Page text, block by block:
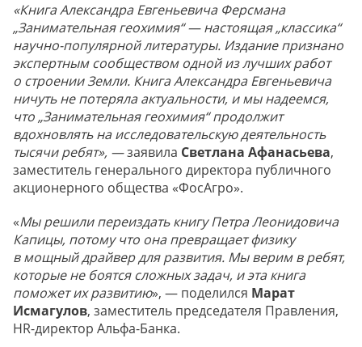
«Книга Александра Евгеньевича Ферсмана
„Занимательная геохимия“ — настоящая „классика“
научно-популярной литературы. Издание признано
экспертным сообществом одной из лучших работ
о строении Земли. Книга Александра Евгеньевича
ничуть не потеряла актуальности, и мы надеемся,
что „Занимательная геохимия“ продолжит
вдохновлять на исследовательскую деятельность
тысячи ребят», —заявила Светлана Афанасьева,
заместитель генерального директора публичного
акционерного общества «ФосАгро».
«Мы решили переиздать книгу Петра Леонидовича
Капицы, потому что она превращает физику
в мощный драйвер для развития. Мы верим в ребят,
которые не боятся сложных задач, и эта книга
поможет их развитию», — поделился Марат
Исмагулов, заместитель председателя Правления,
HR-директор Альфа-Банка.